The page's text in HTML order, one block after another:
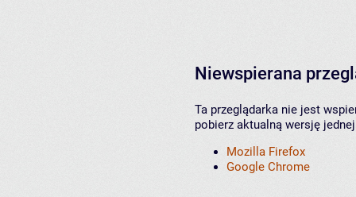
Niewspierana
Ta przeglądarka nie jest
pobierz aktualną wersję
Mozilla Firefox
Google Chrome